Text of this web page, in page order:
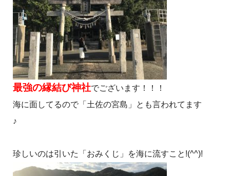
最強の縁結び神社でございます！！！
海に面してるので「土佐の宮島」とも言われてます
♪
珍しいのは引いた「おみくじ」を海に流すこと!(^^)!